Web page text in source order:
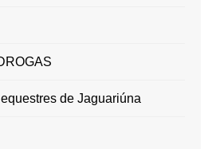
de Jaguariúna